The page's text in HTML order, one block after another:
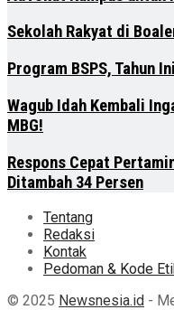
Sekolah Rakyat di
Program BSPS, Tahun
Wagub Idah Kembali
MBG!
Respons Cepat
Ditambah 34 Persen
Tentang
Redaksi
Kontak
Pedoman & Kode
© 2025 Newsnesia.id -